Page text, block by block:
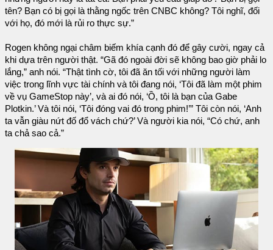
tên? Bạn có bị gọi là thằng ngốc trên CNBC không? Tôi nghĩ, đối
với họ, đó mới là rủi ro thực sự.”
Rogen không ngại châm biếm khía cạnh đó để gây cười, ngay cả
khi dựa trên người thật. “Gã đó ngoài đời sẽ không bao giờ phải lo
lắng,” anh nói. “Thật tình cờ, tôi đã ăn tối với những người làm
việc trong lĩnh vực tài chính và tôi đang nói, ‘Tôi đã làm một phim
về vụ GameStop này’, và ai đó nói, ‘Ồ, tôi là bạn của Gabe
Plotkin.’ Và tôi nói, ‘Tôi đóng vai đó trong phim!’” Tôi còn nói, ‘Anh
ta vẫn giàu nứt đố đổ vách chứ?’ Và người kia nói, “Có chứ, anh
ta chả sao cả.”